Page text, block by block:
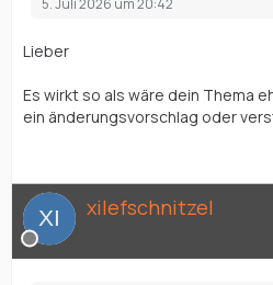
Lieber
Es wirkt so als wäre dein Thema
ein änderungsvorschlag oder
xilefschnitzel